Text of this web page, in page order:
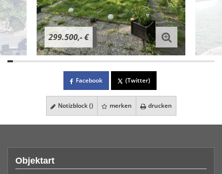
299.500,- €
Facebook (Twitter)
Notizblock () merken drucken
Objektart